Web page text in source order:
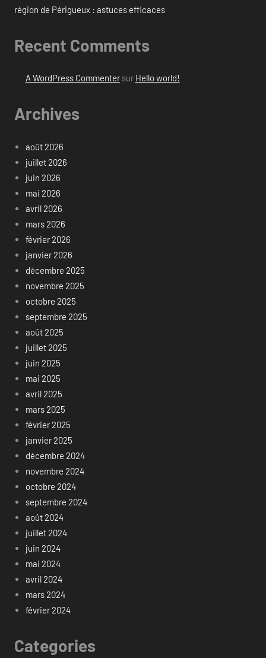
région de Périgueux : astuces efficaces
Recent Comments
A WordPress Commentersur Hello world!
Archives
août 2026
juillet 2026
juin 2026
mai 2026
avril 2026
mars 2026
février 2026
janvier 2026
décembre 2025
novembre 2025
octobre 2025
septembre 2025
août 2025
juillet 2025
juin 2025
mai 2025
avril 2025
mars 2025
février 2025
janvier 2025
décembre 2024
novembre 2024
octobre 2024
septembre 2024
août 2024
juillet 2024
juin 2024
mai 2024
avril 2024
mars 2024
février 2024
Categories